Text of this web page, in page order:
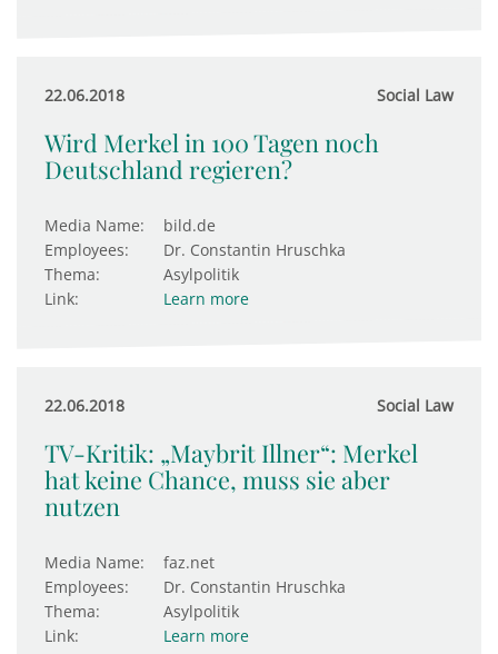
22.06.2018 Social Law
Wird Merkel in 100 Tagen noch
Deutschland regieren?
Media Name:
bild.de
Employees:
Dr. Constantin Hruschka
Thema:
Asylpolitik
Link:
Learn more
22.06.2018 Social Law
TV-Kritik: „Maybrit Illner“: Merkel
hat keine Chance, muss sie aber
nutzen
Media Name:
faz.net
Employees:
Dr. Constantin Hruschka
Thema:
Asylpolitik
Link:
Learn more